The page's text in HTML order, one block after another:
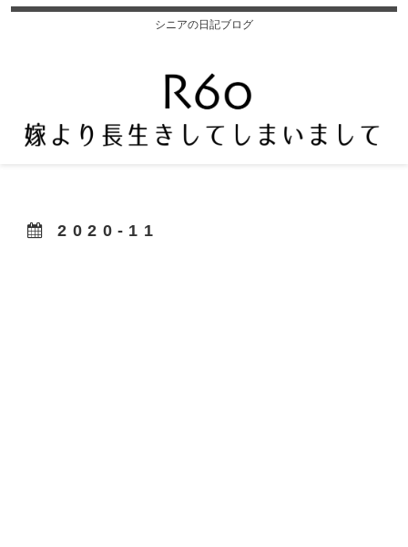
シニアの日記ブログ
2020-11